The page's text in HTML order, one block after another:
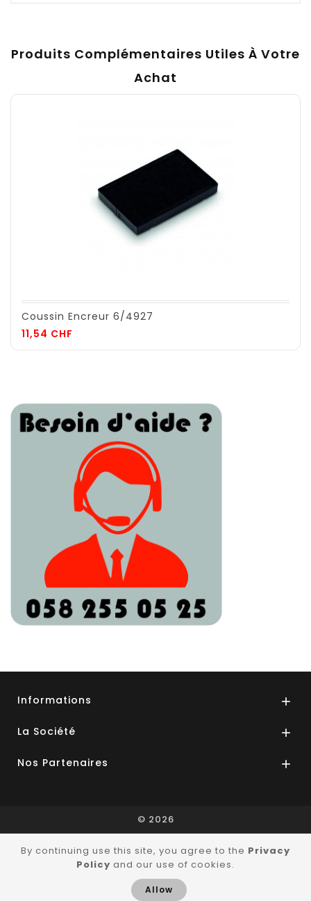
Produits Complémentaires Utiles À Votre
Achat
Coussin Encreur 6/4927
11,54 CHF
Informations 
La Société 
Nos Partenaires 
© 2026
By continuing use this site, you agree to the Privacy
Policy and our use of cookies.
Allow